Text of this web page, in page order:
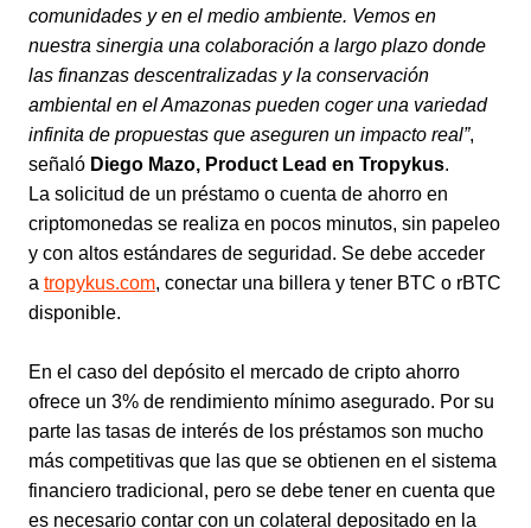
comunidades y en el medio ambiente. Vemos en
nuestra sinergia una colaboración a largo plazo donde
las finanzas descentralizadas y la conservación
ambiental en el Amazonas pueden coger una variedad
infinita de propuestas que aseguren un impacto real”,
señaló Diego Mazo, Product Lead en Tropykus.
La solicitud de un préstamo o cuenta de ahorro en
criptomonedas se realiza en pocos minutos, sin papeleo
y con altos estándares de seguridad. Se debe acceder
a tropykus.com, conectar una billera y tener BTC o rBTC
disponible.
En el caso del depósito el mercado de cripto ahorro
ofrece un 3% de rendimiento mínimo asegurado. Por su
parte las tasas de interés de los préstamos son mucho
más competitivas que las que se obtienen en el sistema
financiero tradicional, pero se debe tener en cuenta que
es necesario contar con un colateral depositado en la